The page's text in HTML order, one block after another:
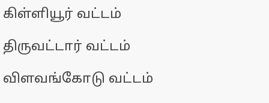
கிள்ளியூர் வட்டம்
திருவட்டார் வட்டம்
விளவங்கோடு வட்டம்